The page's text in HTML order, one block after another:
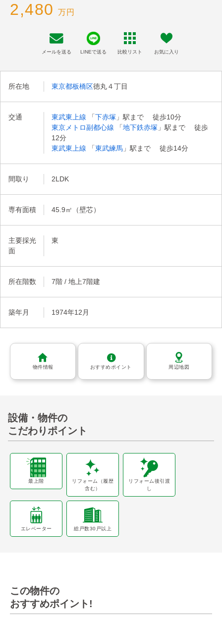
2,480 万円
所在地 東京都板橋区徳丸４丁目
交通 東武東上線 「下赤塚 」駅まで 徒歩10分
東京メトロ副都心線 「地下鉄赤塚 」駅まで 徒歩
12分
東武東上線 「東武練馬 」駅まで 徒歩14分
間取り 2LDK
専有面積 45.9㎡（壁芯）
主要採光
面
東
所在階数 7階 / 地上7階建
築年月 1974年12月
メールを送る LINEで送る 比較リスト お気に入り
物件情報 おすすめポイント 周辺地図
設備・物件の
こだわりポイント
最上階
リフォーム（履歴
含む）
リフォーム後引渡
し
エレベーター 総戸数30戸以上
この物件の
おすすめポイント!